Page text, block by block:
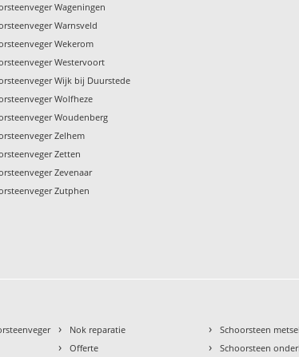
Wageningen
Warnsveld
Wekerom
Westervoort
Wijk bij Duurstede
Wolfheze
Woudenberg
Zelhem
Zetten
Zevenaar
Zutphen
› Nok reparatie
› Offerte
› Schoorsteen
› Schoorsteen